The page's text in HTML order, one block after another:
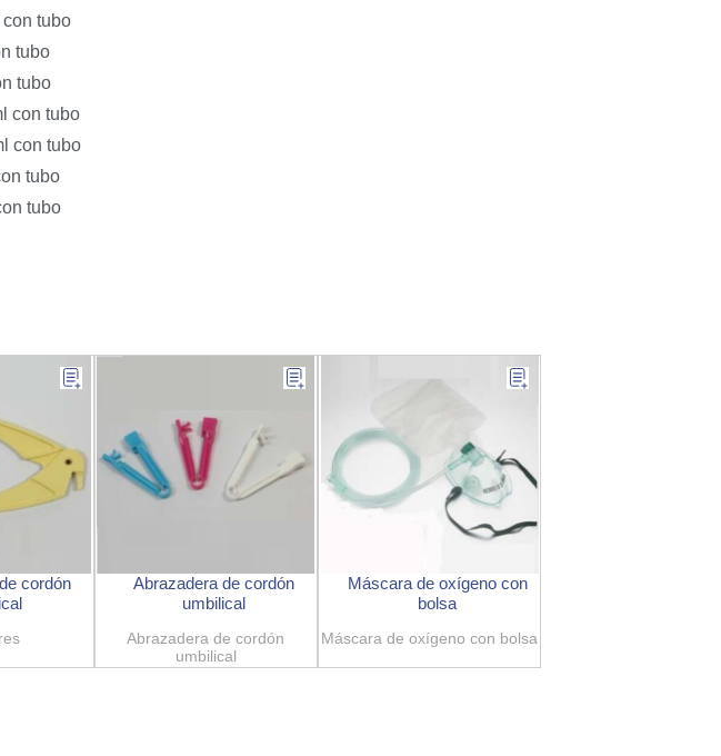
tubo
tubo
tubo
con tubo
con tubo
tubo
tubo
cordón
Abrazadera de cordón
umbilical
Abrazadera de cordón
umbilical
Máscara de oxígeno con
bolsa
Máscara de oxígeno con bolsa